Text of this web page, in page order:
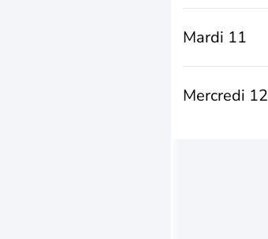
Mardi 11
Mercredi 12